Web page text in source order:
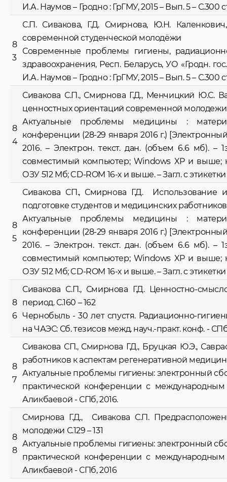
И.А. Наумов – Гродно : ГрГМУ, 2015 – Вып. 5 – С.300
8
3
С.П. Сивакова, Г.Д. Смирнова, Ю.Н.
современной студенческой молодёжи
Современные проблемы гигиены,
здравоохранения, Респ. Беларусь, УО «Гродн.
И.А. Наумов – Гродно : ГрГМУ, 2015 – Вып. 5 – С.300
8
4
Сивакова С.П., Смирнова Г.Д., Менчицкий Ю.С.
ценностных ориентаций современной молодежи.
Актуальные проблемы медицины :
конференции (28-29 января 2016 г.)
2016. – Электрон. текст. дан. (объем 6.6 мб). –
совместимый компьютер; Windows XP и выше;
ОЗУ 512 Мб; CD-ROM 16-х и выше. – Загл. c
8
5
Сивакова СП., Смирнова Г.Д. Использование
подготовке студентов и медицинских
Актуальные проблемы медицины :
конференции (28-29 января 2016 г.)
2016. – Электрон. текст. дан. (объем 6.6 мб). –
совместимый компьютер; Windows XP и выше;
ОЗУ 512 Мб; CD-ROM 16-х и выше. – Загл. c
8
6
Сивакова С.П., Смирнова Г.Д. Ценностно-
период. С.160 – 162
Чернобыль - 30 лет спустя. Радиационно-
на ЧАЭС: Сб. тезисов межд. науч.-практ. конф. - СПб,
8
7
Сивакова СП., Смирнова Г.Д., Бруцкая Ю.Э.,
работников к аспектам регенеративной
Актуальные проблемы гигиены: электронный
практической конференции с
Аликбаевой - СПб, 2016.
8
8
Смирнова Г.Д., Сивакова С.П.
молодежи С.129 – 131
Актуальные проблемы гигиены: электронный
практической конференции с
Аликбаевой - СПб, 2016